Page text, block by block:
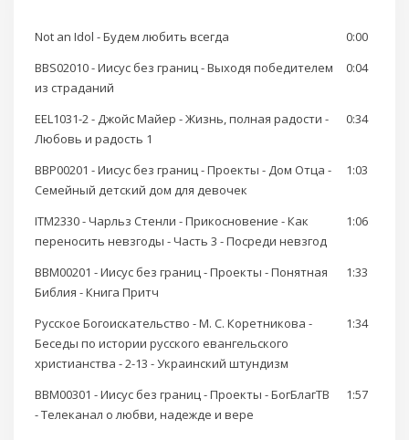
Not an Idol - Будем любить всегда
0:00
BBS02010 - Иисус без границ - Выходя победителем
из страданий
0:04
EEL1031-2 - Джойс Майер - Жизнь, полная радости -
Любовь и радость 1
0:34
BBP00201 - Иисус без границ - Проекты - Дом Отца -
Семейный детский дом для девочек
1:03
ITM2330 - Чарльз Стенли - Прикосновение - Как
переносить невзгоды - Часть 3 - Посреди невзгод
1:06
BBM00201 - Иисус без границ - Проекты - Понятная
Библия - Книга Притч
1:33
Русское Богоискательство - М. С. Коретникова -
Беседы по истории русского евангельского
христианства - 2-13 - Украинский штундизм
1:34
BBM00301 - Иисус без границ - Проекты - БогБлагТВ
- Телеканал о любви, надежде и вере
1:57